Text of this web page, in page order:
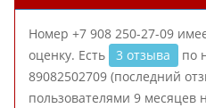
Номер +7 908 250-27-09
оценку. Есть
3 отзыва
по
89082502709 (последний
пользователями 9 месяцев